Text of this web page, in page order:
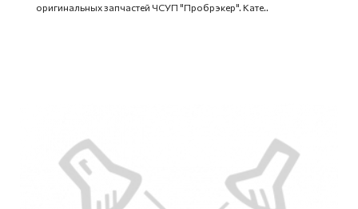
оригинальных запчастей ЧСУП "Пробрэкер". Кате..